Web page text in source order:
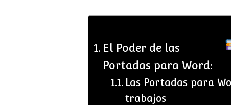
El Poder de las
Portadas para Word:
Las Portadas para
trabajos